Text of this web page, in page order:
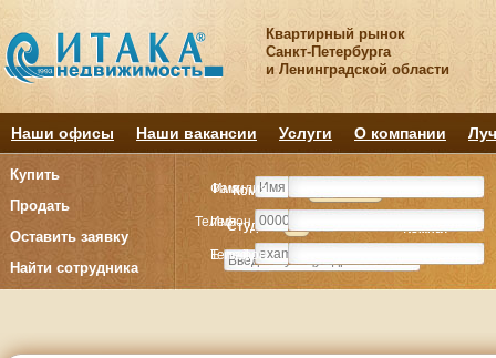
Квартирный рынок
Санкт-Петербурга
и Ленинградской области
Наши офисы Наши вакансии Услуги О компании
Купить
Продать
Оставить заявку
Найти сотрудника
Комнату
Студия Комнат
Комнату
Студия Комнат
Имя
Телефон
E-mail
Фамилия
Имя
Телефон